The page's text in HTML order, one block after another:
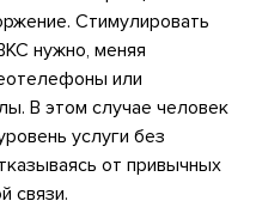
Стимулировать
нужно, меняя
или
В этом случае человек
услуги без
от привычных
связи.